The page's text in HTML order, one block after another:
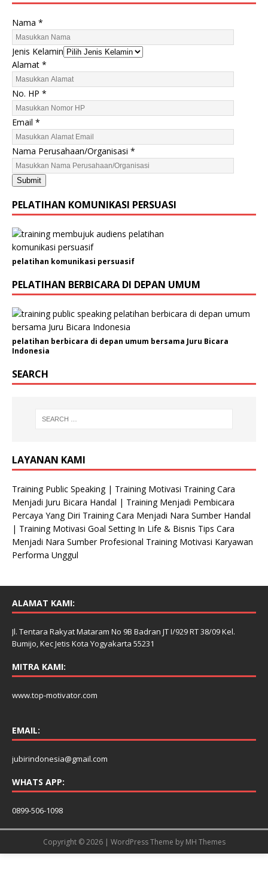
Nama *
Jenis Kelamin
Alamat *
No. HP *
Email *
K
e
l
a
m
i
n
E
a
i
l
N
a
a
Nama Perusahaan/Organisasi *
Submit
PELATIHAN KOMUNIKASI PERSUASI
pelatihan komunikasi persuasif
PELATIHAN BERBICARA DI DEPAN UMUM
pelatihan berbicara di depan umum bersama Juru Bicara
Indonesia
SEARCH
LAYANAN KAMI
Training Public Speaking | Training Motivasi Training Cara
Menjadi Juru Bicara Handal | Training Menjadi Pembicara
Percaya Yang Diri Training Cara Menjadi Nara Sumber Handal
| Training Motivasi Goal Setting In Life & Bisnis Tips Cara
Menjadi Nara Sumber Profesional Training Motivasi Karyawan
Performa Unggul
ALAMAT KAMI:
Jl. Tentara Rakyat Mataram No 9B Badran JT I/929 RT 38/09 Kel.
Bumijo, Kec Jetis Kota Yogyakarta 55231
MITRA KAMI:
www.top-motivator.com
EMAIL:
jubirindonesia@gmail.com
WHATS APP:
0899-506-1098
Copyright © 2026 | WordPress Theme by MH Themes